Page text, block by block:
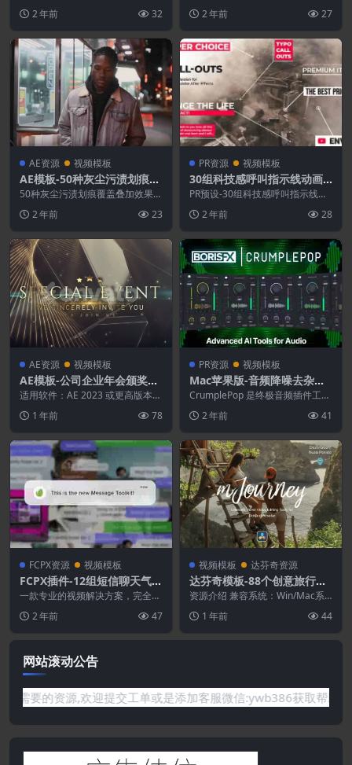
2 年前 32
Film Credits Pack V1
观和独特的动画肯定...
2 年前 27
AE资源 视频模板
AE模板-50种灰尘污渍划痕覆
盖叠加效果动画
50种灰尘污渍划痕覆盖叠加效果动
画AE模板 Dust & Scratch...
2 年前 23
PR资源 视频模板
30组科技感呼叫指示线动画P
R预设
PR预设-30组科技感呼叫指示线动
画 Call-Outs 版 本：AE/P...
2 年前 28
AE资源 视频模板
AE模板-公司企业年会颁奖典
礼开场片头
适用软件：AE 2023 或更高版本
无需...1 年前 78
PR资源 视频模板
Mac苹果版-音频降噪去杂音
回响修复增强PR插件
CrumplePop 是终极音频插件工具
的音频听起...
2 年前 41
FCPX资源 视频模板
FCPX插件-12组短信聊天气泡
弹窗对话框信息动画
一款专业的视频解决方案，完全满
样式、颜色、文本、大...
2 年前 47
视频模板 达芬奇资源
达芬奇模板-88个创意旅行游
记VLOG短视频剪辑生活记录
资源介绍 兼容系统：Win/Mac系
版本 分...
1 年前 44
网站滚动公告
你需要的资源,欢迎提交工单或是添加客服微信:ywb386获取帮助